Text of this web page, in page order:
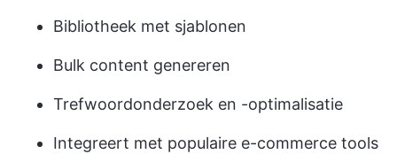
Bibliotheek met sjablonen
Bulk content genereren
Trefwoordonderzoek en -optimalisatie
Integreert met populaire e-commerce tools